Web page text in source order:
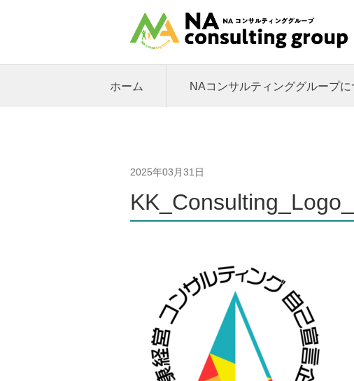
ホーム NAコンサルティンググループに
2025年03月31日